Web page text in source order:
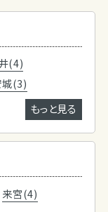
(4)
城(3)
もっと見る
来宮(4)